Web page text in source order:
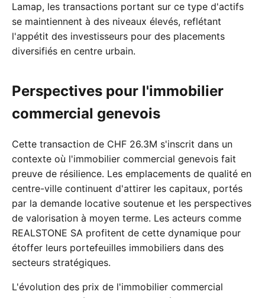
Lamap, les transactions portant sur ce type d'actifs
se maintiennent à des niveaux élevés, reflétant
l'appétit des investisseurs pour des placements
diversifiés en centre urbain.
Perspectives pour l'immobilier
commercial genevois
Cette transaction de CHF 26.3M s'inscrit dans un
contexte où l'immobilier commercial genevois fait
preuve de résilience. Les emplacements de qualité en
centre-ville continuent d'attirer les capitaux, portés
par la demande locative soutenue et les perspectives
de valorisation à moyen terme. Les acteurs comme
REALSTONE SA profitent de cette dynamique pour
étoffer leurs portefeuilles immobiliers dans des
secteurs stratégiques.
L'évolution des prix de l'immobilier commercial